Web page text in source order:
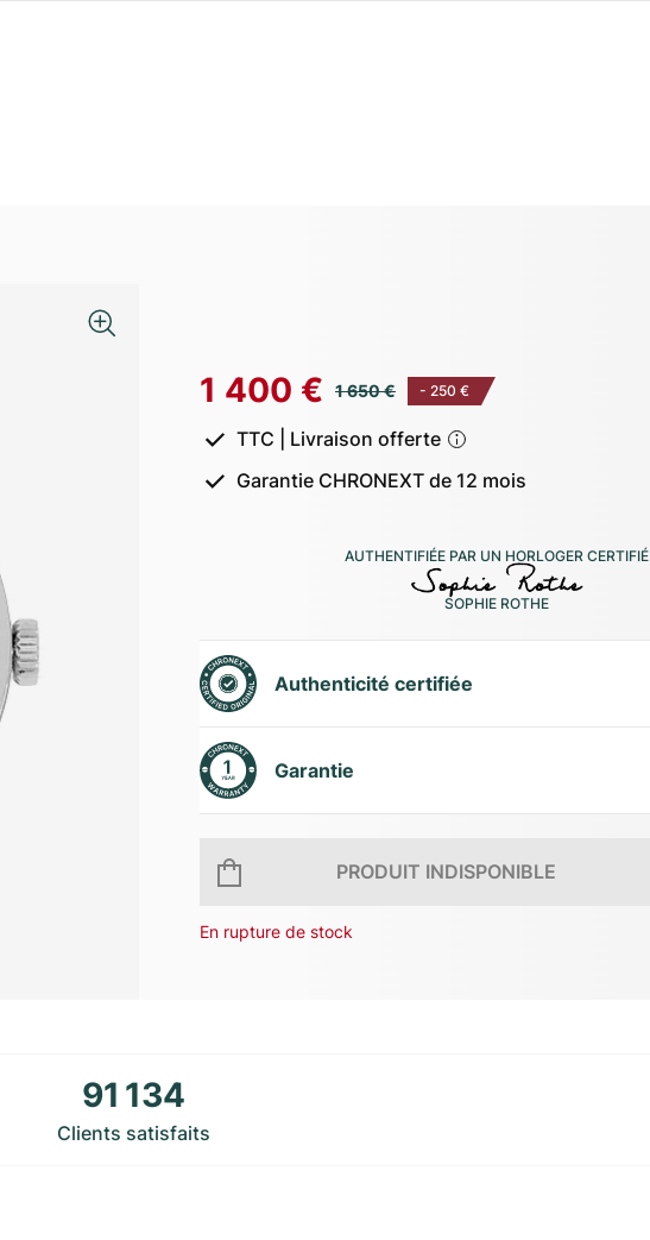
1 400 € 1 650 € - 250 €
TTC | Livraison offerte
Garantie CHRONEXT de 12 mois
AUTHENTIFIÉE PAR UN HORLOGER CERTIFIÉ
SOPHIE ROTHE
Authenticité certifiée
Garantie
PRODUIT INDISPONIBLE
En rupture de stock
91 134
Clients satisfaits